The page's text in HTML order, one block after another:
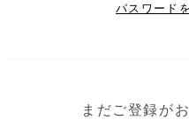
パスワード
まだご登録が